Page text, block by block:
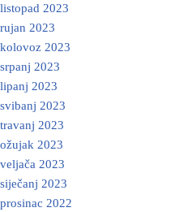
listopad 2023
rujan 2023
kolovoz 2023
srpanj 2023
lipanj 2023
svibanj 2023
travanj 2023
ožujak 2023
veljača 2023
siječanj 2023
prosinac 2022